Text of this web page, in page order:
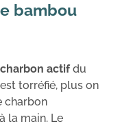
bambou
charbon actifdu
torréfié, plus on
charbon
la main. Le